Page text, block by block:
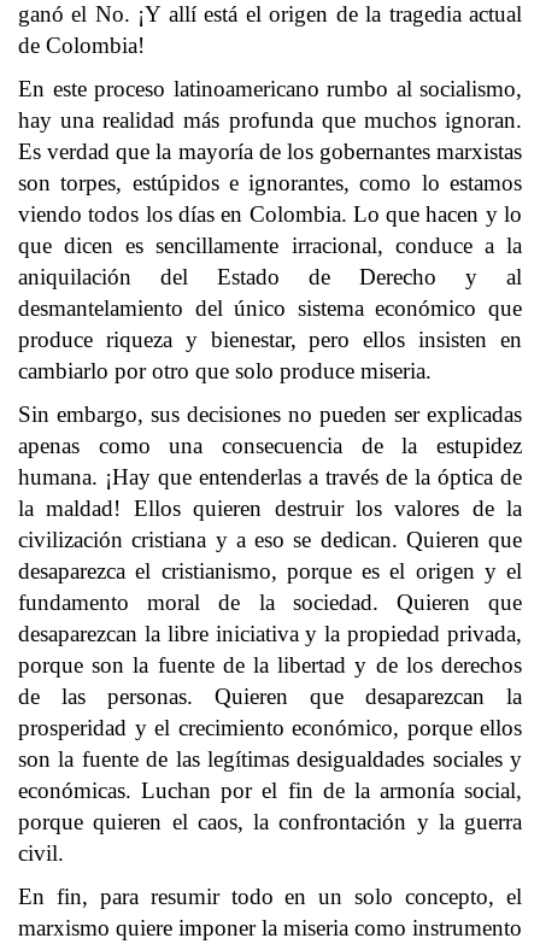
ganó el No. ¡Y allí está el origen de la tragedia actual
de Colombia!
En este proceso latinoamericano rumbo al socialismo,
hay una realidad más profunda que muchos ignoran.
Es verdad que la mayoría de los gobernantes marxistas
son torpes, estúpidos e ignorantes, como lo estamos
viendo todos los días en Colombia. Lo que hacen y lo
que dicen es sencillamente irracional, conduce a la
aniquilación del Estado de Derecho y al
desmantelamiento del único sistema económico que
produce riqueza y bienestar, pero ellos insisten en
cambiarlo por otro que solo produce miseria.
Sin embargo, sus decisiones no pueden ser explicadas
apenas como una consecuencia de la estupidez
humana. ¡Hay que entenderlas a través de la óptica de
la maldad! Ellos quieren destruir los valores de la
civilización cristiana y a eso se dedican. Quieren que
desaparezca el cristianismo, porque es el origen y el
fundamento moral de la sociedad. Quieren que
desaparezcan la libre iniciativa y la propiedad privada,
porque son la fuente de la libertad y de los derechos
de las personas. Quieren que desaparezcan la
prosperidad y el crecimiento económico, porque ellos
son la fuente de las legítimas desigualdades sociales y
económicas. Luchan por el fin de la armonía social,
porque quieren el caos, la confrontación y la guerra
civil.
En fin, para resumir todo en un solo concepto, el
marxismo quiere imponer la miseria como instrumento